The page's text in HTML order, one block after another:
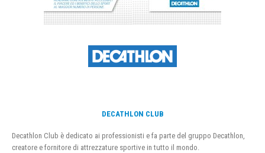
DECATHLON CLUB
Decathlon Club è dedicato ai professionisti e fa parte del gruppo Decathlon,
creatore e fornitore di attrezzature sportive in tutto il mondo.